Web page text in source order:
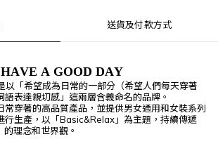
送貨及付款方式
HAVE A GOOD DAY
「希望成為日常的一部分（希望人們每天穿著
語表達親切感」這兩層含義命名的品牌。
常穿著的高品質產品，並提供男女通用和女裝系列
行生產，以「Basic&Relax」為主題，持續傳遞
理念和世界觀。